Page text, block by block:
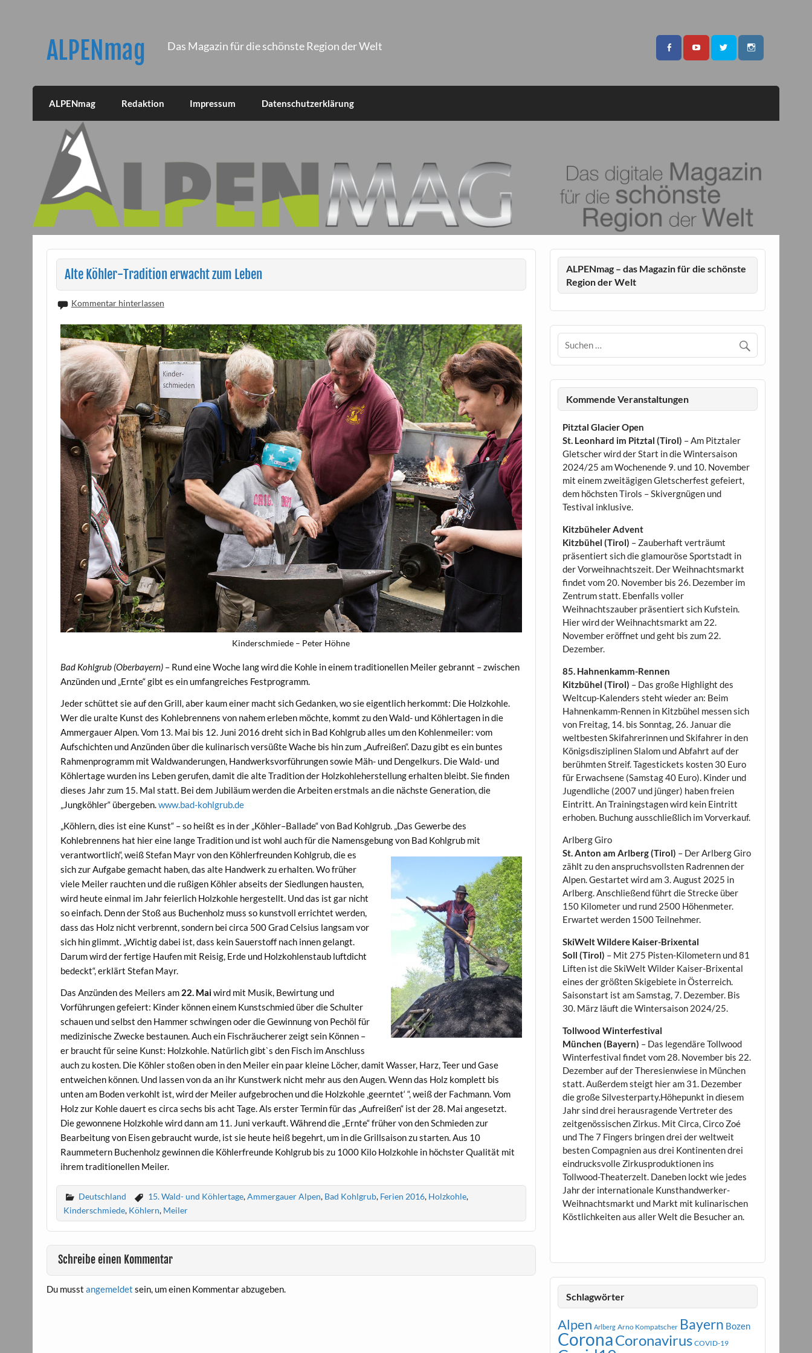
ALPENmag Das Magazin für die schönste Region der Welt
ALPENmag Redaktion Impressum Datenschutzerklärung
Alte Köhler-Tradition erwacht zum Leben
Kommentar hinterlassen
Kinderschmiede – Peter Höhne
Bad Kohlgrub (Oberbayern) – Rund eine Woche lang wird die Kohle in einem traditionellen Meiler gebrannt – zwischen
Anzünden und „Ernte“ gibt es ein umfangreiches Festprogramm.
Jeder schüttet sie auf den Grill, aber kaum einer macht sich Gedanken, wo sie eigentlich herkommt: Die Holzkohle.
Wer die uralte Kunst des Kohlebrennens von nahem erleben möchte, kommt zu den Wald- und Köhlertagen in die
Ammergauer Alpen. Vom 13. Mai bis 12. Juni 2016 dreht sich in Bad Kohlgrub alles um den Kohlenmeiler: vom
Aufschichten und Anzünden über die kulinarisch versüßte Wache bis hin zum „Aufreißen“. Dazu gibt es ein buntes
Rahmenprogramm mit Waldwanderungen, Handwerksvorführungen sowie Mäh- und Dengelkurs. Die Wald- und
Köhlertage wurden ins Leben gerufen, damit die alte Tradition der Holzkohleherstellung erhalten bleibt. Sie finden
dieses Jahr zum 15. Mal statt. Bei dem Jubiläum werden die Arbeiten erstmals an die nächste Generation, die
„Jungköhler“ übergeben.www.bad-kohlgrub.de
„Köhlern, dies ist eine Kunst“ – so heißt es in der „Köhler–Ballade“ von Bad Kohlgrub. „Das Gewerbe des
Kohlebrennens hat hier eine lange Tradition und ist wohl auch für die Namensgebung von Bad Kohlgrub mit
verantwortlich“,weiß Stefan Mayr von den Köhlerfreunden Kohlgrub, die es
sich zur Aufgabe gemacht haben, das alte Handwerk zu erhalten. Wo früher
viele Meiler rauchten und die rußigen Köhler abseits der Siedlungen hausten,
wird heute einmal im Jahr feierlich Holzkohle hergestellt. Und das ist gar nicht
so einfach. Denn der Stoß aus Buchenholz muss so kunstvoll errichtet werden,
dass das Holz nicht verbrennt, sondern bei circa 500 Grad Celsius langsam vor
sich hin glimmt. „Wichtig dabei ist, dass kein Sauerstoff nach innen gelangt.
Darum wird der fertige Haufen mit Reisig, Erde und Holzkohlenstaub luftdicht
bedeckt“, erklärt Stefan Mayr.
Das Anzünden des Meilers am 22. Maiwird mit Musik, Bewirtung und
Vorführungen gefeiert: Kinder können einem Kunstschmied über die Schulter
schauen und selbst den Hammer schwingen oder die Gewinnung von Pechöl für
medizinische Zwecke bestaunen. Auch ein Fischräucherer zeigt sein Können –
er braucht für seine Kunst: Holzkohle. Natürlich gibt`s den Fisch im Anschluss
auch zu kosten. Die Köhler stoßen oben in den Meiler ein paar kleine Löcher, damit Wasser, Harz, Teer und Gase
entweichen können. Und lassen von da an ihr Kunstwerk nicht mehr aus den Augen. Wenn das Holz komplett bis
unten am Boden verkohlt ist, wird der Meiler aufgebrochen und die Holzkohle ‚geerntet‘ “, weiß der Fachmann. Vom
Holz zur Kohle dauert es circa sechs bis acht Tage. Als erster Termin für das „Aufreißen“ ist der 28. Mai angesetzt.
Die gewonnene Holzkohle wird dann am 11. Juni verkauft. Während die „Ernte“ früher von den Schmieden zur
Bearbeitung von Eisen gebraucht wurde, ist sie heute heiß begehrt, um in die Grillsaison zu starten. Aus 10
Raummetern Buchenholz gewinnen die Köhlerfreunde Kohlgrub bis zu 1000 Kilo Holzkohle in höchster Qualität mit
ihrem traditionellen Meiler.
Deutschland 15. Wald- und Köhlertage,Ammergauer Alpen, Bad Kohlgrub, Ferien 2016, Holzkohle,
Kinderschmiede, Köhlern, Meiler
Schreibe einen Kommentar
Du musst angemeldet sein, um einen Kommentar abzugeben.
ALPENmag – das Magazin für die schönste
Region der Welt
Kommende Veranstaltungen
Pitztal Glacier Open
St. Leonhard im Pitztal (Tirol) – Am Pitztaler
Gletscher wird der Start in die Wintersaison
2024/25 am Wochenende 9. und 10. November
mit einem zweitägigen Gletscherfest gefeiert,
dem höchsten Tirols – Skivergnügen und
Testival inklusive.
Kitzbüheler Advent
Kitzbühel (Tirol) – Zauberhaft verträumt
präsentiert sich die glamouröse Sportstadt in
der Vorweihnachtszeit. Der Weihnachtsmarkt
findet vom 20. November bis 26. Dezember im
Zentrum statt. Ebenfalls voller
Weihnachtszauber präsentiert sich Kufstein.
Hier wird der Weihnachtsmarkt am 22.
November eröffnet und geht bis zum 22.
Dezember.
85. Hahnenkamm-Rennen
Kitzbühel (Tirol) – Das große Highlight des
Weltcup-Kalenders steht wieder an: Beim
Hahnenkamm-Rennen in Kitzbühel messen sich
von Freitag, 14. bis Sonntag, 26. Januar die
weltbesten Skifahrerinnen und Skifahrer in den
Königsdisziplinen Slalom und Abfahrt auf der
berühmten Streif. Tagestickets kosten 30 Euro
für Erwachsene (Samstag 40 Euro). Kinder und
Jugendliche (2007 und jünger) haben freien
Eintritt. An Trainingstagen wird kein Eintritt
erhoben. Buchung ausschließlich im Vorverkauf.
Arlberg Giro
St. Anton am Arlberg (Tirol) – Der Arlberg Giro
zählt zu den anspruchsvollsten Radrennen der
Alpen. Gestartet wird am 3. August 2025 in
Arlberg. Anschließend führt die Strecke über
150 Kilometer und rund 2500 Höhenmeter.
Erwartet werden 1500 Teilnehmer.
SkiWelt Wildere Kaiser-Brixental
Soll (Tirol) – Mit 275 Pisten-Kilometern und 81
Liften ist die SkiWelt Wilder Kaiser-Brixental
eines der größten Skigebiete in Österreich.
Saisonstart ist am Samstag, 7. Dezember. Bis
30. März läuft die Wintersaison 2024/25.
Tollwood Winterfestival
München (Bayern) – Das legendäre Tollwood
Winterfestival findet vom 28. November bis 22.
Dezember auf der Theresienwiese in München
statt. Außerdem steigt hier am 31. Dezember
die große Silvesterparty.Höhepunkt in diesem
Jahr sind drei herausragende Vertreter des
zeitgenössischen Zirkus. Mit Circa, Circo Zoé
und The 7 Fingers bringen drei der weltweit
besten Compagnien aus drei Kontinenten drei
eindrucksvolle Zirkusproduktionen ins
Tollwood-Theaterzelt. Daneben lockt wie jedes
Jahr der internationale Kunsthandwerker-
Weihnachtsmarkt und Markt mit kulinarischen
Köstlichkeiten aus aller Welt die Besucher an.
Schlagwörter
Alpen Arlberg Arno Kompatscher Bayern Bozen
CoronaCoronavirus COVID-19